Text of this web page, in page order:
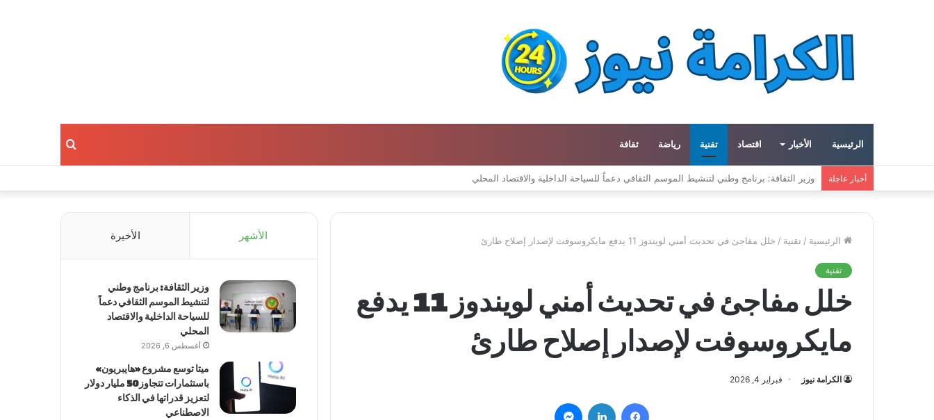
الرئيسية الأخبار اقتصاد تقنية رياضة ثقافة بحث
أخبار عاجلة ميتا توسع مشروع «هايبريون» باستثمارات تتجاوز 50 مليار دولار لتعزيز قدراتها في الذكاء الاصطناعي
الرئيسية / تقنية / خلل مفاجئ في تحديث أمني لويندوز 11 يدفع مايكروسوفت لإصدار إصلاح طارئ
تقنية
خلل مفاجئ في تحديث أمني لويندوز 11 يدفع
مايكروسوفت لإصدار إصلاح طارئ
الكرامة نيوز فبراير 4, 2026
فيسبوك لينكدإن
الأشهر الأخيرة
وزير الثقافة: برنامج وطني
لتنشيط الموسم الثقافي دعماً
للسياحة الداخلية والاقتصاد
المحلي
أغسطس 6, 2026
ميتا توسع مشروع «هايبريون»
باستثمارات تتجاوز 50 مليار دولار
لتعزيز قدراتها في الذكاء
الاصطناعي